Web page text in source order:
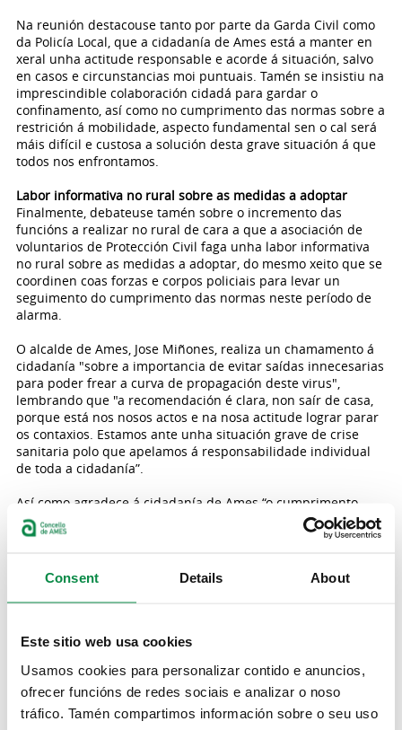
Consent Details About
Este sitio web usa cookies
Usamos cookies para personalizar contido e anuncios,
ofrecer funcións de redes sociais e analizar o noso
tráfico. Tamén compartimos información sobre o seu uso
Na reunión destacouse tanto por parte da Garda Civil como
da Policía Local, que a cidadanía de Ames está a manter en
xeral unha actitude responsable e acorde á situación, salvo
en casos e circunstancias moi puntuais. Tamén se insistiu na
imprescindible colaboración cidadá para gardar o
confinamento, así como no cumprimento das normas sobre a
restrición á mobilidade, aspecto fundamental sen o cal será
máis difícil e custosa a solución desta grave situación á que
todos nos enfrontamos.
Labor informativa no rural sobre as medidas a adoptar
Finalmente, debateuse tamén sobre o incremento das
funcións a realizar no rural de cara a que a asociación de
voluntarios de Protección Civil faga unha labor informativa
no rural sobre as medidas a adoptar, do mesmo xeito que se
coordinen coas forzas e corpos policiais para levar un
seguimento do cumprimento das normas neste período de
alarma.
O alcalde de Ames, Jose Miñones, realiza un chamamento á
cidadanía "sobre a importancia de evitar saídas innecesarias
para poder frear a curva de propagación deste virus",
lembrando que "a recomendación é clara, non saír de casa,
porque está nos nosos actos e na nosa actitude lograr parar
os contaxios. Estamos ante unha situación grave de crise
sanitaria polo que apelamos á responsabilidade individual
de toda a cidadanía”.
Así como agradece á cidadanía de Ames “o cumprimento
maioritario que se está a facer en Ames” e agradece a
implicación e compromiso da Policía Local e Garda Civil, por
ademais dos servizos de limpeza, e a todo o persoal
sanitario".